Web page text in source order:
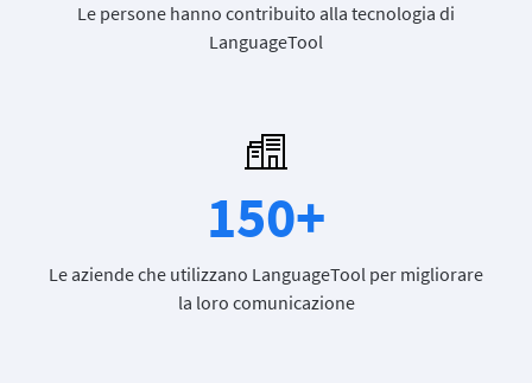
Le persone hanno contribuito alla tecnologia di
LanguageTool
150+
Le aziende che utilizzano LanguageTool per migliorare
la loro comunicazione